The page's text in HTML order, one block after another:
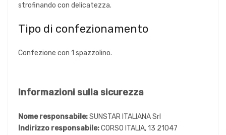
strofinando con delicatezza.
Tipo di confezionamento
Confezione con 1 spazzolino.
Informazioni sulla sicurezza
Nome responsabile:SUNSTAR ITALIANA Srl
Indirizzo responsabile:CORSO ITALIA, 13 21047